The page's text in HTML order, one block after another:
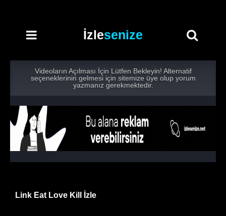
İzlesenize
Videoların Açılması İçin Lütfen Bekleyin! Alternatif
seçeneklerinin gelmesi için sitemize üye olup yorum
yazmanız gerekmektedir.
Link Eat Love Kill İzle